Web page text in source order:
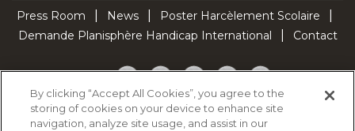
Press Room News
Poster Harcèlement Scolaire
Demande Planisphère Handicap International
Contact
Facebook
TwitterYouTubePinterestTikTok
Cookie Policy
By clicking “Accept All Cookies”, you agree to the
storing of cookies on your device to enhance site
navigation, analyze site usage, and assist in our